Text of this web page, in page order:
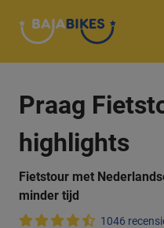
Praag
highlights
Fietstour met
minder tijd
1046